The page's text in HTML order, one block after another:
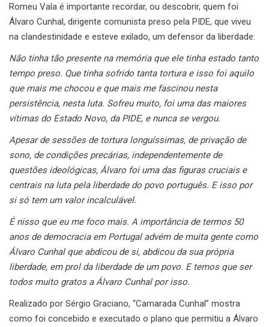
Romeu Vala é importante recordar, ou descobrir, quem foi
Álvaro Cunhal, dirigente comunista preso pela PIDE, que viveu
na clandestinidade e esteve exilado, um defensor da liberdade:
Não tinha tão presente na memória que ele tinha estado tanto
tempo preso. Que tinha sofrido tanta tortura e isso foi aquilo
que mais me chocou e que mais me fascinou nesta
persistência, nesta luta. Sofreu muito, foi uma das maiores
vítimas do Estado Novo, da PIDE, e nunca se vergou.
Apesar de sessões de tortura longuíssimas, de privação de
sono, de condições precárias, independentemente de
questões ideológicas, Álvaro foi uma das figuras cruciais e
centrais na luta pela liberdade do povo português. E isso por
si só tem um valor incalculável.
É nisso que eu me foco mais. A importância de termos 50
anos de democracia em Portugal advém de muita gente como
Álvaro Cunhal que abdicou de si, abdicou da sua própria
liberdade, em prol da liberdade de um povo. E temos que ser
todos muito gratos a Álvaro Cunhal por isso.
Realizado por Sérgio Graciano, “Camarada Cunhal” mostra
como foi concebido e executado o plano que permitiu a Álvaro